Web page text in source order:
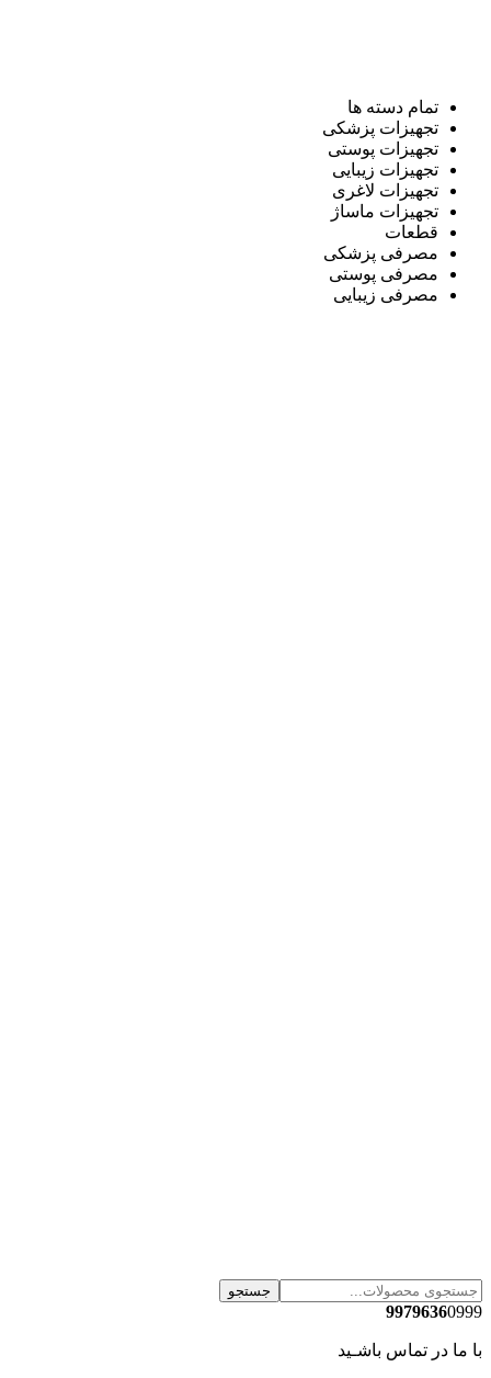
تمام دسته ها
تجهیزات پزشکی
تجهیزات پوستی
تجهیزات زیبایی
تجهیزات لاغری
تجهیزات ماساژ
قطعات
مصرفی پزشکی
مصرفی پوستی
مصرفی زیبایی
جستجو
99796360999
با ما در تماس باشـید